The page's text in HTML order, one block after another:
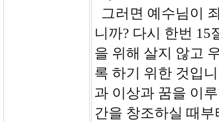
그러면 예수님이
니까? 다시 한번
을 위해 살지 않고
록 하기 위한 것입
과 이상과 꿈을 이
간을 창조하실 때